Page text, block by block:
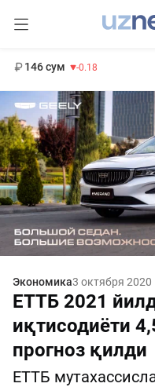
146 сум -0.18
Экономика3 октября 2020
ЕТТБ 2021
иқтисодиёти
прогноз қилди
ЕТТБ